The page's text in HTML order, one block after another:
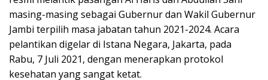
masing-masing sebagai Gubernur dan Wakil Gubernur
Jambi terpilih masa jabatan tahun 2021-2024. Acara
pelantikan digelar di Istana Negara, Jakarta, pada
Rabu, 7 Juli 2021, dengan menerapkan protokol
kesehatan yang sangat ketat.